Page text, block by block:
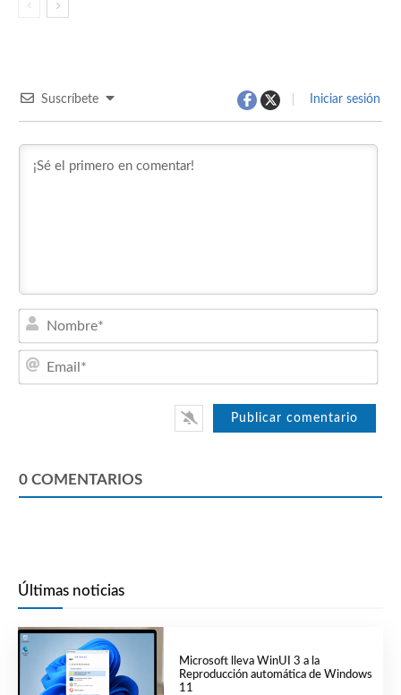
Suscríbete Iniciar sesión
0 COMENTARIOS
Últimas noticias
Microsoft lleva WinUI 3 a la
Reproducción automática de Windows
11